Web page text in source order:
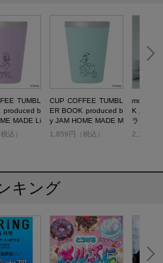
TUMBL
produced b
MADE Li
込）
CUP COFFEE TUMBL
ER BOOK produced b
y JAM HOME MADE M
int Green with DONAL
1,859円（税込）
moz
K 真空
ラー ミ
2,178円
キング